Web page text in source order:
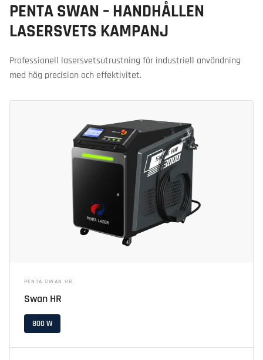
PENTA SWAN – HANDHÅLLEN
LASERSVETS KAMPANJ
Professionell lasersvetsutrustning för industriell användning
med hög precision och effektivitet.
PENTA SWAN HR
Swan HR
800 W